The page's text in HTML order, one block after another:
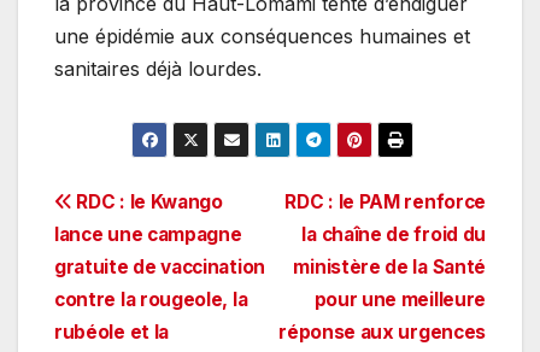
une épidémie aux conséquences humaines et
sanitaires déjà lourdes.
Navigation
de
l’article
RDC : le PAM renforce
la chaîne de froid du
ministère de la Santé
pour une meilleure
réponse aux urgences
RDC : le Kwango
lance une campagne
gratuite de vaccination
contre la rougeole, la
rubéole et la